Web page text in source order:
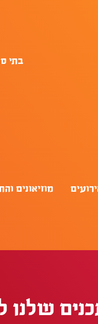
בתי
מוזיאונים
שלנו